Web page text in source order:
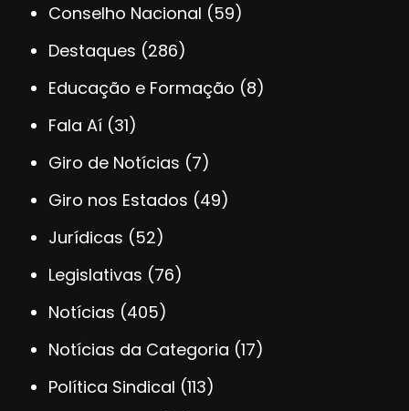
Conselho Nacional (59)
Destaques (286)
Educação e Formação (8)
Fala Aí (31)
Giro de Notícias (7)
Giro nos Estados (49)
Jurídicas (52)
Legislativas (76)
Notícias (405)
Notícias da Categoria (17)
Política Sindical (113)